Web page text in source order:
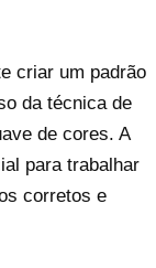
criar um padrão
da técnica de
de cores. A
para trabalhar
corretos e